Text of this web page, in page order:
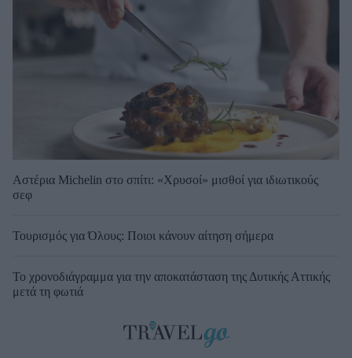
Αστέρια Michelin στο σπίτι: «Χρυσοί» μισθοί για ιδιωτικούς
σεφ
Τουρισμός για Όλους: Ποιοι κάνουν αίτηση σήμερα
Το χρονοδιάγραμμα για την αποκατάσταση της Δυτικής Αττικής
μετά τη φωτιά